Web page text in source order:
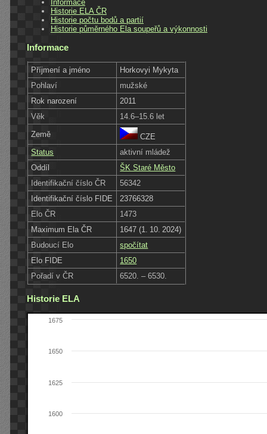
Informace
Historie ELA ČR
Historie počtu bodů a partií
Historie půměrného Ela soupeřů a výkonnosti
Informace
Příjmení a jméno
Horkovyi Mykyta
Pohlaví
mužské
Rok narození
2011
Věk
14.6–15.6 let
Země
CZE
Status
aktivní mládež
Oddíl
ŠK Staré Město
Identifikační číslo ČR
56342
Identifikační číslo FIDE
23766328
Elo ČR
1473
Maximum Ela ČR
1647 (1. 10. 2024)
Budoucí Elo
spočítat
Elo FIDE
1650
Pořadí v ČR
6520. – 6530.
Historie ELA
1600
1625
1650
1675